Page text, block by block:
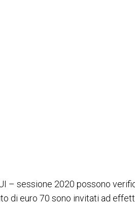
– sessione 2020 possono
di euro 70 sono invitati ad